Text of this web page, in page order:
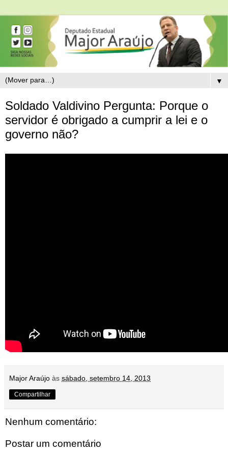
▼
Soldado Valdivino Pergunta: Porque o
servidor é obrigado a cumprir a lei e o
governo não?
Major Araújo às sábado, setembro 14, 2013
Compartilhar
Nenhum comentário:
Postar um comentário